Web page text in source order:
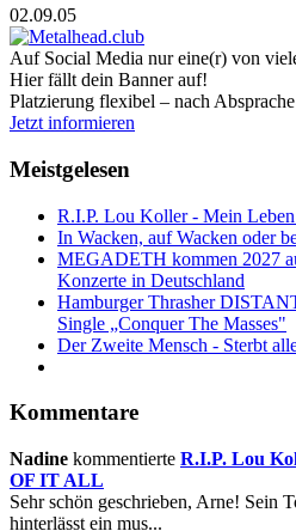
02.09.05
Auf Social Media nur eine(r) von
Hier fällt dein Banner auf!
Platzierung flexibel – nach Absprache
Jetzt informieren
Meistgelesen
R.I.P. Lou Koller - Mein
In Wacken, auf Wacken oder
MEGADETH kommen 2027
Konzerte in Deutschland
Hamburger Thrasher
Single „Conquer The Masses"
Der Zweite Mensch - Sterbt
Kommentare
Nadine kommentierte R.I.P. Lou
OF IT ALL
Sehr schön geschrieben, Arne! Sein
hinterlässt ein mus...